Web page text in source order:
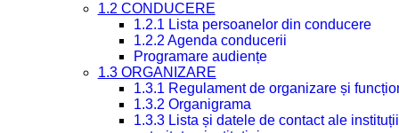
1.2 CONDUCERE
1.2.1 Lista persoanelor din conducere
1.2.2 Agenda conducerii
Programare audiențe
1.3 ORGANIZARE
1.3.1 Regulament de organizare și
1.3.2 Organigrama
1.3.3 Lista și datele de contact ale